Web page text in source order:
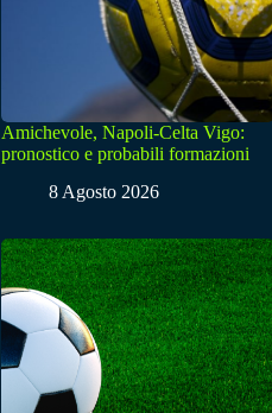
Amichevole, Napoli-Celta Vigo:
pronostico e probabili formazioni
8 Agosto 2026